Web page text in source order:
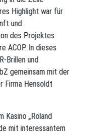
Highlight war für
und
des Projektes
ACOP. In dieses
Brillen und
gemeinsam mit der
Firma Hensoldt
Kasino „Roland
mit interessantem